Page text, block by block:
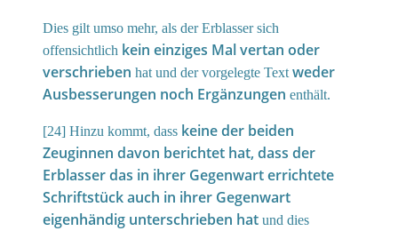
Dies gilt umso mehr, als der Erblasser sich
offensichtlich kein einziges Mal vertan oder
verschrieben hat und der vorgelegte Textweder
Ausbesserungen noch Ergänzungen enthält.
[24] Hinzu kommt, dass keine der beiden
Zeuginnen davon berichtet hat, dass der
Erblasser das in ihrer Gegenwart errichtete
Schriftstück auch in ihrer Gegenwart
eigenhändig unterschrieben hat und dies